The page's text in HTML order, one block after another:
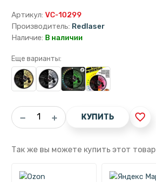
Артикул: VC-10299
Производитель: Redlaser
Наличие: В наличии
Еще варианты:
КУПИТЬ favorite_border
Так же вы можете купить этот